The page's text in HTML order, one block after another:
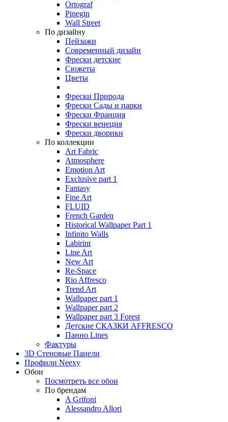
Ortograf
Pinegin
Wall Street
По дизайну
Пейзажи
Современный дизайн
Фрески детские
Сюжеты
Цветы
Фрески Природа
Фрески Сады и парки
Фрески Франция
Фрески венеция
Фрески дворики
По коллекции
Art Fabric
Atmosphere
Emotion Art
Exclusive part 1
Fantasy
Fine Art
FLUID
French Garden
Historical Wallpaper Part 1
Infinito Walls
Labirint
Line Art
New Art
Re-Space
Rio Affresco
Trend Art
Wallpaper part 1
Wallpaper part 2
Wallpaper part 3 Forest
Детские СКАЗКИ AFFRESCO
Панно Lines
Фактуры
3D Стеновые Панели
Профили Neexy
Обои
Посмотреть все обои
По брендам
A Grifoni
Alessandro Allori